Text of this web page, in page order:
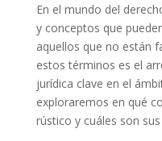
En el mundo del
y conceptos que
aquellos que no están
estos términos es el
jurídica clave en el
exploraremos en qué
rústico y cuáles son